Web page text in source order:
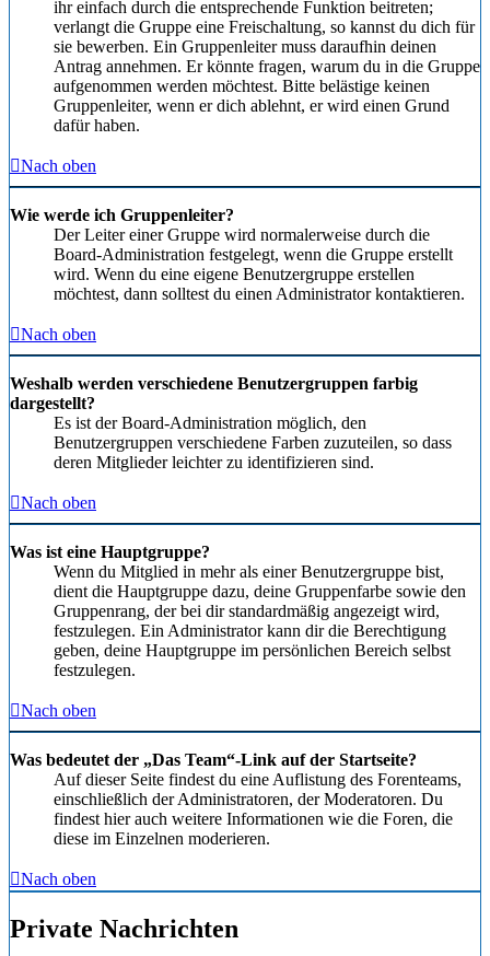
ihr einfach durch die entsprechende Funktion beitreten;
verlangt die Gruppe eine Freischaltung, so kannst du dich für
sie bewerben. Ein Gruppenleiter muss daraufhin deinen
Antrag annehmen. Er könnte fragen, warum du in die Gruppe
aufgenommen werden möchtest. Bitte belästige keinen
Gruppenleiter, wenn er dich ablehnt, er wird einen Grund
dafür haben.
Nach oben
Wie werde ich Gruppenleiter?
Der Leiter einer Gruppe wird normalerweise durch die
Board-Administration festgelegt, wenn die Gruppe erstellt
wird. Wenn du eine eigene Benutzergruppe erstellen
möchtest, dann solltest du einen Administrator kontaktieren.
Nach oben
Weshalb werden verschiedene Benutzergruppen farbig
dargestellt?
Es ist der Board-Administration möglich, den
Benutzergruppen verschiedene Farben zuzuteilen, so dass
deren Mitglieder leichter zu identifizieren sind.
Nach oben
Was ist eine Hauptgruppe?
Wenn du Mitglied in mehr als einer Benutzergruppe bist,
dient die Hauptgruppe dazu, deine Gruppenfarbe sowie den
Gruppenrang, der bei dir standardmäßig angezeigt wird,
festzulegen. Ein Administrator kann dir die Berechtigung
geben, deine Hauptgruppe im persönlichen Bereich selbst
festzulegen.
Nach oben
Was bedeutet der „Das Team“-Link auf der Startseite?
Auf dieser Seite findest du eine Auflistung des Forenteams,
einschließlich der Administratoren, der Moderatoren. Du
findest hier auch weitere Informationen wie die Foren, die
diese im Einzelnen moderieren.
Nach oben
Private Nachrichten